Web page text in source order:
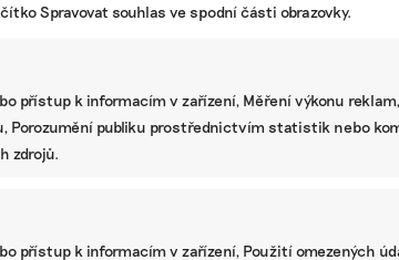
Spravovat souhlas ve spodní části obrazovky.
přístup k informacím v zařízení, Měření výkonu
Porozumění publiku prostřednictvím statistik nebo
zdrojů.
přístup k informacím v zařízení, Použití omezených